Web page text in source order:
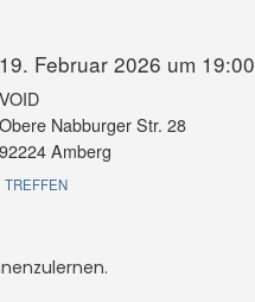
19. Februar 2026 um 19:00
VOID
Obere Nabburger Str. 28
92224 Amberg
TREFFEN